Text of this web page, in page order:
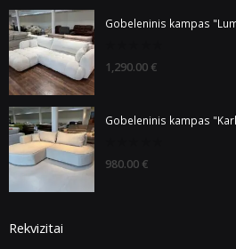
Gobeleninis kampas
out
1,290.00 €
Gobeleninis kampas
out
980.00 €
Rekvizitai